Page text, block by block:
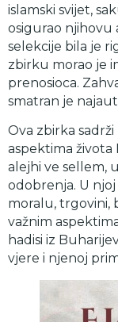
islamski svijet,
osigurao njihovu
selekcije bila je
zbirku morao je
prenosioca.
smatran je
Ova zbirka
aspektima života
alejhi ve sellem,
odobrenja. U
moralu, trgovini,
važnim
hadisi iz
vjere i njenoj